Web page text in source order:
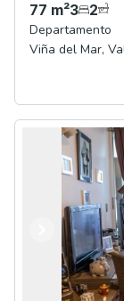
77 m²3 2
Departamento
Viña del Mar,
Anterior
Siguiente